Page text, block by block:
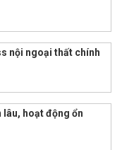
nội ngoại thất chính
lâu, hoạt động ổn